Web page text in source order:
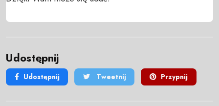
Udostępnij
Udostępnij Tweetnij Przypnij